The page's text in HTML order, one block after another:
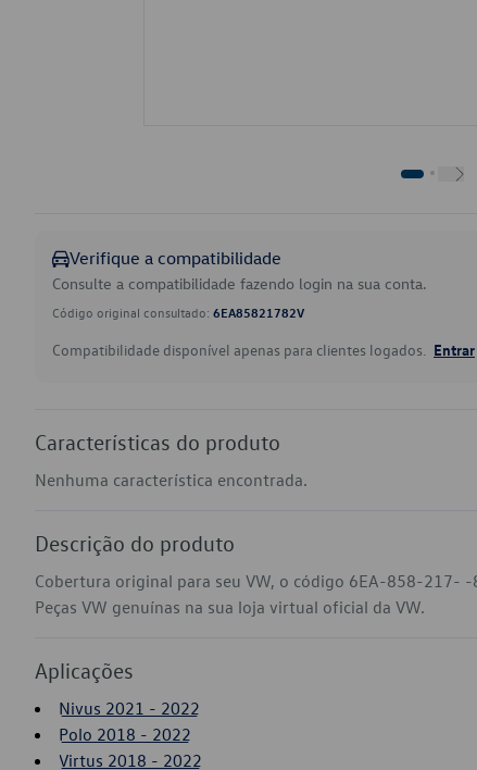
Verifique a compatibilidade
Consulte a compatibilidade fazendo login na sua conta.
Código original consultado: 6EA85821782V
Compatibilidade disponível apenas para clientes logados. Entrar
Características do produto
Nenhuma característica encontrada.
Descrição do produto
Cobertura original para seu VW, o código 6EA-858-217-
Peças VW genuínas na sua loja virtual oficial da VW.
Aplicações
Nivus 2021 - 2022
Polo 2018 - 2022
Virtus 2018 - 2022